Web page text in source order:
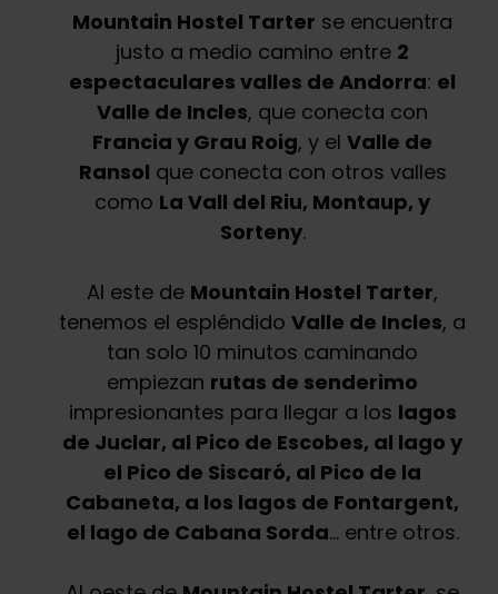
Mountain Hostel Tarter se encuentra
justo a medio camino entre 2
espectaculares valles de Andorra: el
Valle de Incles, que conecta con
Francia y Grau Roig, y el Valle de
Ransol que conecta con otros valles
como La Vall del Riu, Montaup, y
Sorteny.
Al este de Mountain Hostel Tarter,
tenemos el espléndido Valle de Incles, a
tan solo 10 minutos caminando
empiezan rutas de senderimo
impresionantes para llegar a los lagos
de Juclar, al Pico de Escobes, al lago y
el Pico de Siscaró, al Pico de la
Cabaneta, a los lagos de Fontargent,
el lago de Cabana Sorda… entre otros.